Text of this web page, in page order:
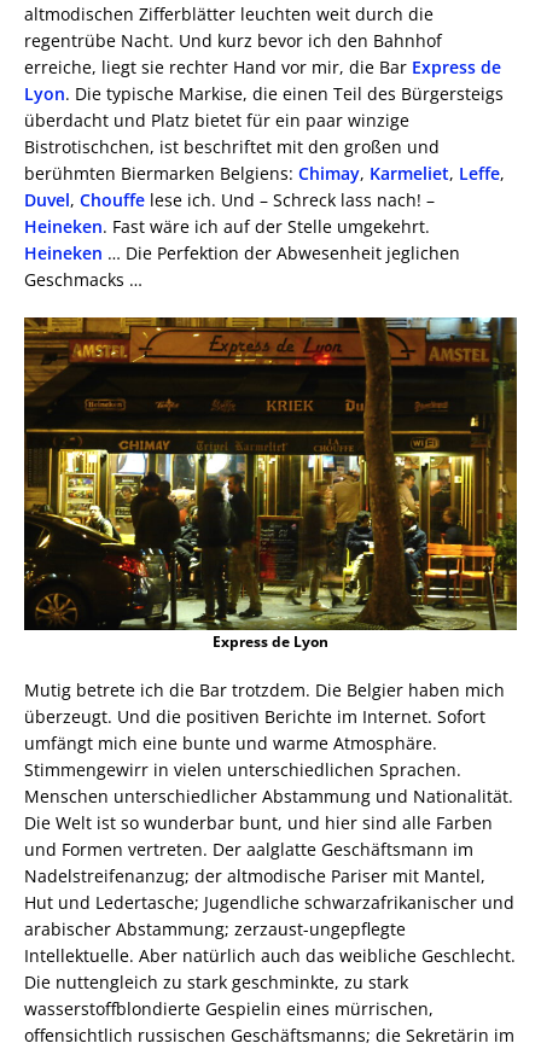
altmodischen Zifferblätter leuchten weit durch die
regentrübe Nacht. Und kurz bevor ich den Bahnhof
erreiche, liegt sie rechter Hand vor mir, die Bar Express de
Lyon. Die typische Markise, die einen Teil des Bürgersteigs
überdacht und Platz bietet für ein paar winzige
Bistrotischchen, ist beschriftet mit den großen und
berühmten Biermarken Belgiens: Chimay, Karmeliet, Leffe,
Duvel, Chouffe lese ich. Und – Schreck lass nach! –
Heineken. Fast wäre ich auf der Stelle umgekehrt.
Heineken … Die Perfektion der Abwesenheit jeglichen
Geschmacks …
Express de Lyon
Mutig betrete ich die Bar trotzdem. Die Belgier haben mich
überzeugt. Und die positiven Berichte im Internet. Sofort
umfängt mich eine bunte und warme Atmosphäre.
Stimmengewirr in vielen unterschiedlichen Sprachen.
Menschen unterschiedlicher Abstammung und Nationalität.
Die Welt ist so wunderbar bunt, und hier sind alle Farben
und Formen vertreten. Der aalglatte Geschäftsmann im
Nadelstreifenanzug; der altmodische Pariser mit Mantel,
Hut und Ledertasche; Jugendliche schwarzafrikanischer und
arabischer Abstammung; zerzaust-ungepflegte
Intellektuelle. Aber natürlich auch das weibliche Geschlecht.
Die nuttengleich zu stark geschminkte, zu stark
wasserstoffblondierte Gespielin eines mürrischen,
offensichtlich russischen Geschäftsmanns; die Sekretärin im